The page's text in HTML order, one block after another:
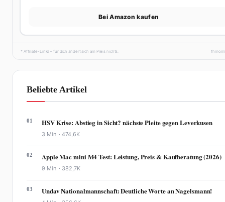
Bei Amazon kaufen
* Affiliate-Links – für dich ändert sich am Preis nichts.
Beliebte Artikel
01 HSV Krise: Abstieg in Sicht? nächste Pleite gegen Leverkusen
3 Min. ·474,6K
02 Apple Mac mini M4 Test: Leistung, Preis & Kaufberatung (2026)
9 Min. · 382,7K
03 Undav Nationalmannschaft: Deutliche Worte an Nagelsmann!